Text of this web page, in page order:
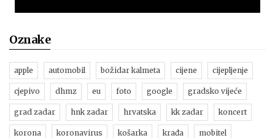
Oznake
apple automobil božidar kalmeta cijene cijepljenje
cjepivo dhmz eu foto google gradsko vijeće
grad zadar hnk zadar hrvatska kk zadar koncert
korona koronavirus košarka krađa mobitel